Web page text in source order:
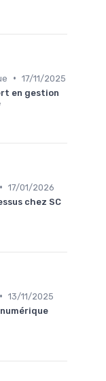
• 17/11/2025
en gestion
• 17/01/2026
chez SC
• 13/11/2025